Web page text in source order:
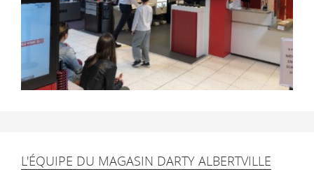
L'ÉQUIPE DU MAGASIN DARTY ALBERTVILLE